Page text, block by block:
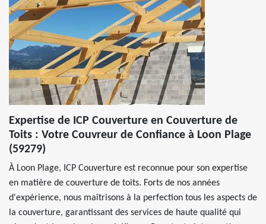
Expertise de ICP Couverture en Couverture de
Toits : Votre Couvreur de Confiance à Loon Plage
(59279)
À Loon Plage, ICP Couverture est reconnue pour son expertise
en matière de couverture de toits. Forts de nos années
d'expérience, nous maîtrisons à la perfection tous les aspects de
la couverture, garantissant des services de haute qualité qui